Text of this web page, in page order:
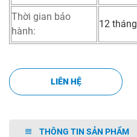
Thời gian bảo
hành:
12 tháng
LIÊN HỆ
THÔNG TIN SẢN PHẨM